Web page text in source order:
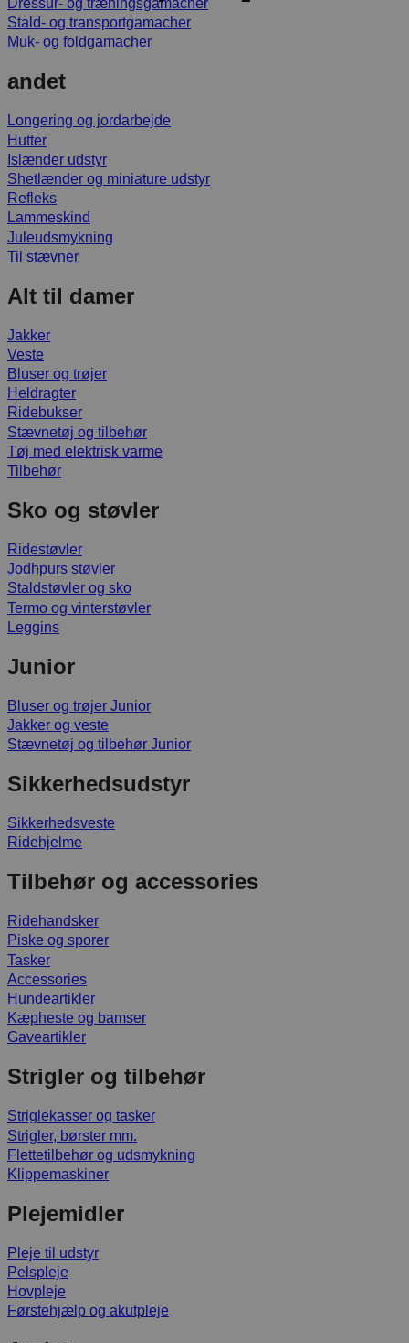
Dressur- og træningsgamacher
Stald- og transportgamacher
Muk- og foldgamacher
andet
Longering og jordarbejde
Hutter
Islænder udstyr
Shetlænder og miniature udstyr
Refleks
Lammeskind
Juleudsmykning
Til stævner
Alt til damer
Jakker
Veste
Bluser og trøjer
Heldragter
Ridebukser
Stævnetøj og tilbehør
Tøj med elektrisk varme
Tilbehør
Sko og støvler
Ridestøvler
Jodhpurs støvler
Staldstøvler og sko
Termo og vinterstøvler
Leggins
Junior
Bluser og trøjer Junior
Jakker og veste
Stævnetøj og tilbehør Junior
Sikkerhedsudstyr
Sikkerhedsveste
Ridehjelme
Tilbehør og accessories
Ridehandsker
Piske og sporer
Tasker
Accessories
Hundeartikler
Kæpheste og bamser
Gaveartikler
Strigler og tilbehør
Striglekasser og tasker
Strigler, børster mm.
Flettetilbehør og udsmykning
Klippemaskiner
Plejemidler
Pleje til udstyr
Pelspleje
Hovpleje
Førstehjælp og akutpleje